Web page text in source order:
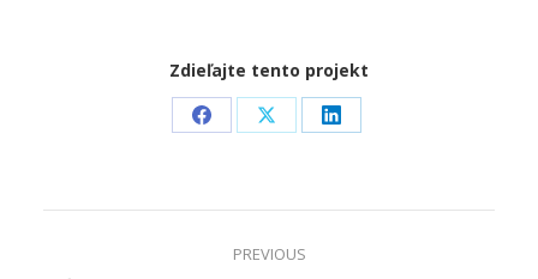
Zdieľajte tento projekt
Share
Facebook
Share
X
Share
LinkedIn
PREVIOUS